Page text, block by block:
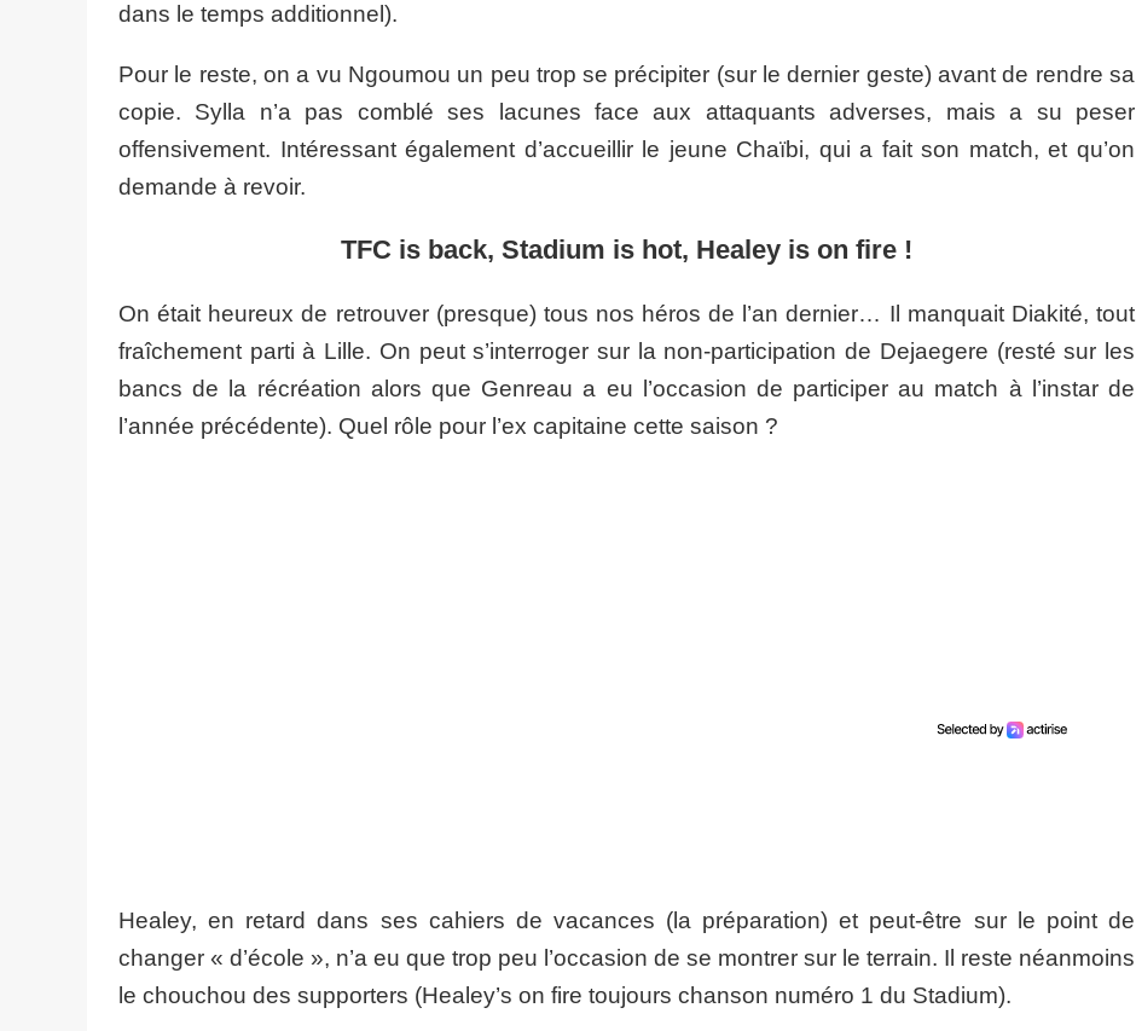
dans le temps additionnel).
Pour le reste, on a vu Ngoumou un peu trop se précipiter (sur le dernier geste) avant de rendre sa
copie. Sylla n’a pas comblé ses lacunes face aux attaquants adverses, mais a su peser
offensivement. Intéressant également d’accueillir le jeune Chaïbi, qui a fait son match, et qu’on
demande à revoir.
TFC is back, Stadium is hot, Healey is on fire !
On était heureux de retrouver (presque) tous nos héros de l’an dernier… Il manquait Diakité, tout
fraîchement parti à Lille. On peut s’interroger sur la non-participation de Dejaegere (resté sur les
bancs de la récréation alors que Genreau a eu l’occasion de participer au match à l’instar de
l’année précédente). Quel rôle pour l’ex capitaine cette saison ?
Healey, en retard dans ses cahiers de vacances (la préparation) et peut-être sur le point de
changer « d’école », n’a eu que trop peu l’occasion de se montrer sur le terrain. Il reste néanmoins
le chouchou des supporters (Healey’s on fire toujours chanson numéro 1 du Stadium).